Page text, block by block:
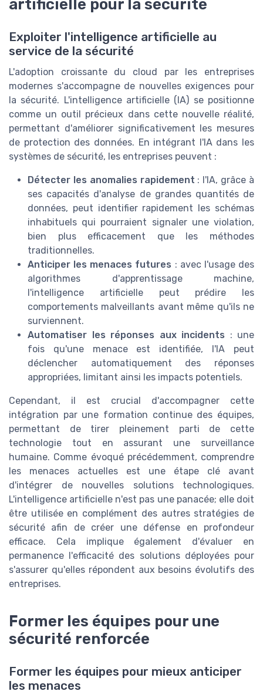
artificielle pour la sécurité
Exploiter l'intelligence artificielle au
service de la sécurité
L'adoption croissante du cloud par les entreprises
modernes s'accompagne de nouvelles exigences pour
la sécurité. L'intelligence artificielle (IA) se positionne
comme un outil précieux dans cette nouvelle réalité,
permettant d'améliorer significativement les mesures
de protection des données. En intégrant l'IA dans les
systèmes de sécurité, les entreprises peuvent :
Détecter les anomalies rapidement : l'IA, grâce à
ses capacités d'analyse de grandes quantités de
données, peut identifier rapidement les schémas
inhabituels qui pourraient signaler une violation,
bien plus efficacement que les méthodes
traditionnelles.
Anticiper les menaces futures : avec l'usage des
algorithmes d'apprentissage machine,
l'intelligence artificielle peut prédire les
comportements malveillants avant même qu'ils ne
surviennent.
Automatiser les réponses aux incidents : une
fois qu'une menace est identifiée, l'IA peut
déclencher automatiquement des réponses
appropriées, limitant ainsi les impacts potentiels.
Cependant, il est crucial d'accompagner cette
intégration par une formation continue des équipes,
permettant de tirer pleinement parti de cette
technologie tout en assurant une surveillance
humaine. Comme évoqué précédemment, comprendre
les menaces actuelles est une étape clé avant
d'intégrer de nouvelles solutions technologiques.
L'intelligence artificielle n'est pas une panacée; elle doit
être utilisée en complément des autres stratégies de
sécurité afin de créer une défense en profondeur
efficace. Cela implique également d'évaluer en
permanence l'efficacité des solutions déployées pour
s'assurer qu'elles répondent aux besoins évolutifs des
entreprises.
Former les équipes pour une
sécurité renforcée
Former les équipes pour mieux anticiper
les menaces